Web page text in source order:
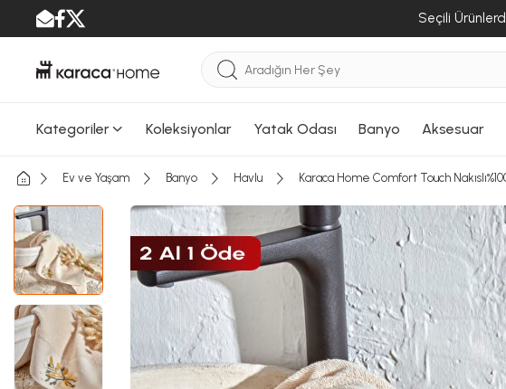
Seçili
Kategoriler Koleksiyonlar Yatak Odası Banyo Aksesuar
Ev ve Yaşam Banyo Havlu Karaca Home Comfort Touch